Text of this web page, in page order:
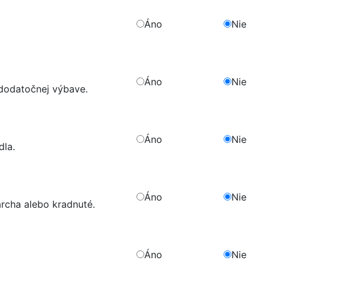
Áno Nie
výbave.
Áno Nie
Áno Nie
alebo kradnuté.
Áno Nie
Áno Nie